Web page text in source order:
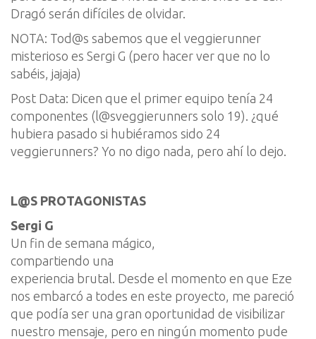
Dragó serán difíciles de olvidar.
NOTA: Tod@s sabemos que el veggierunner
misterioso es Sergi G (pero hacer ver que no lo
sabéis, jajaja)
Post Data: Dicen que el primer equipo tenía 24
componentes (l@sveggierunners solo 19). ¿qué
hubiera pasado si hubiéramos sido 24
veggierunners? Yo no digo nada, pero ahí lo dejo.
L@S PROTAGONISTAS
Sergi G
Un fin de semana mágico,
compartiendo una
experiencia brutal. Desde el momento en que Eze
nos embarcó a todes en este proyecto, me pareció
que podía ser una gran oportunidad de visibilizar
nuestro mensaje, pero en ningún momento pude